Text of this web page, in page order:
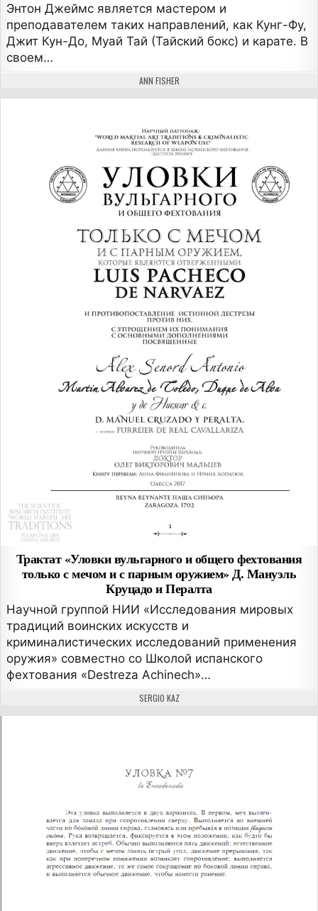
Энтон Джеймс является мастером и
преподавателем таких направлений, как Кунг-Фу,
Джит Кун-До, Муай Тай (Тайский бокс) и карате. В
своем…
АВТОР:
ANN FISHER
Трактат «Уловки вульгарного и общего фехтования
только с мечом и с парным оружием» Д. Мануэль
Круцадо и Пералта
Научной группой НИИ «Исследования мировых
традиций воинских искусств и
криминалистических исследований применения
оружия» совместно со Школой испанского
фехтования «Destreza Achinech»…
АВТОР:
SERGIO KAZ